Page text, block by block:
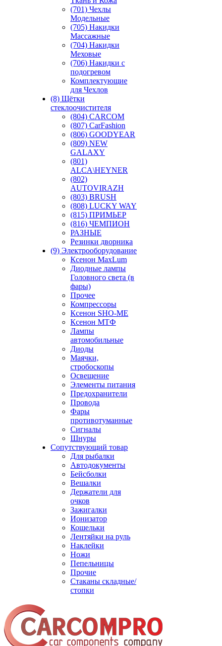
(701) Чехлы
Модельные
(705) Накидки
Массажные
(704) Накидки
Меховые
(706) Накидки с
подогревом
Комплектующие
для Чехлов
(8) Щётки
стеклоочистителя
(804) CARCOM
(807) CarFashion
(806) GOODYEAR
(809) NEW
GALAXY
(801)
ALCA\HEYNER
(802)
AUTOVIRAZH
(803) BRUSH
(808) LUCKY WAY
(815) ПРИМЬЕР
(816) ЧЕМПИОН
РАЗНЫЕ
Резинки дворника
(9) Электрооборудование
Ксенон MaxLum
Диодные лампы
Головного света (в
фары)
Прочее
Компрессоры
Ксенон SHO-ME
Ксенон МТФ
Лампы
автомобильные
Диоды
Маячки,
стробоскопы
Освещение
Элементы питания
Предохранители
Провода
Фары
противотуманные
Сигналы
Шнуры
Сопутствующий товар
Для рыбалки
Автодокументы
Бейсболки
Вешалки
Держатели для
очков
Зажигалки
Ионизатор
Кошельки
Лентяйки на руль
Наклейки
Ножи
Пепельницы
Прочие
Стаканы складные/
стопки